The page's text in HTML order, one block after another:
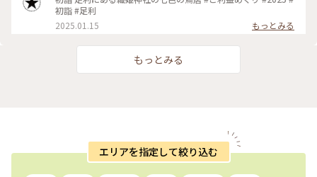
初詣 #足利
2025.01.15
もっとみる
もっとみる
エリアを指定して絞り込む